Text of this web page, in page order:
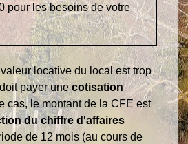
pour les besoins de votre
locative du local est trop
payer unecotisation
cas, le montant de la CFE est
du chiffre d'affaires
de 12 mois (au cours de